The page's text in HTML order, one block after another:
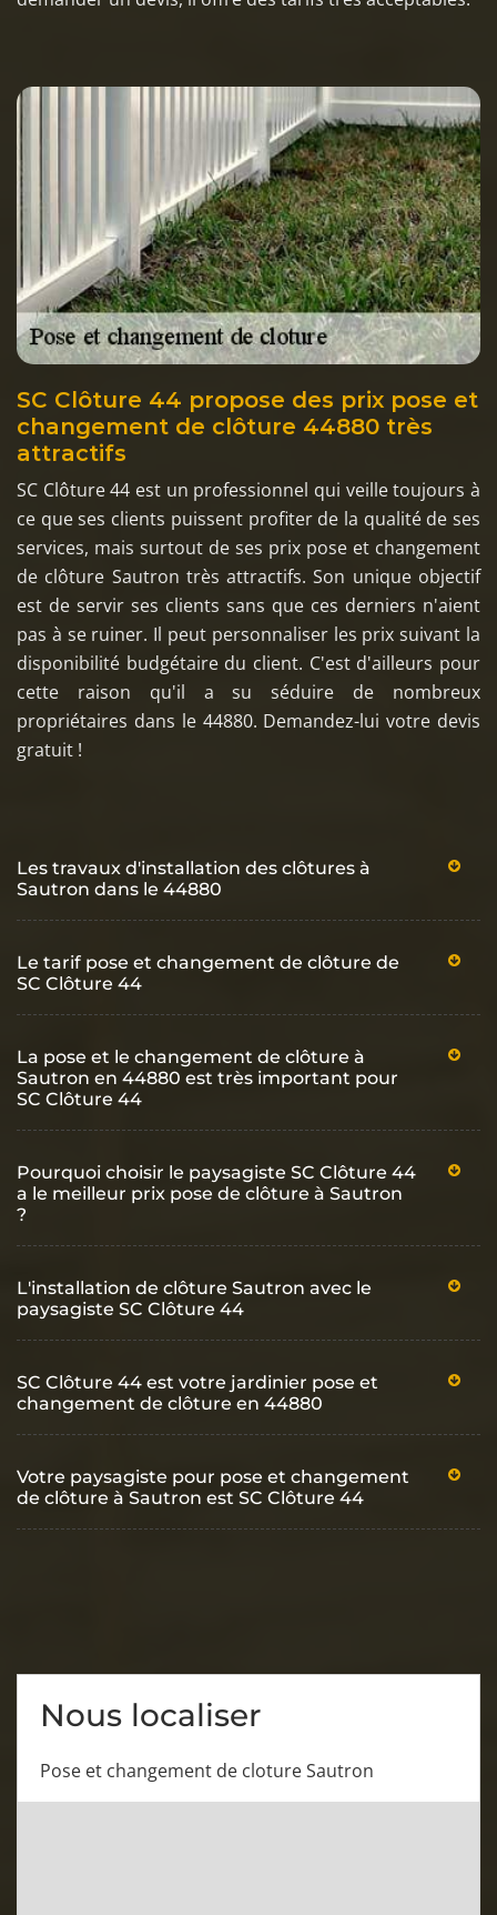
SC Clôture 44 propose des prix pose et
changement de clôture 44880 très
attractifs
SC Clôture 44 est un professionnel qui veille toujours à
ce que ses clients puissent profiter de la qualité de ses
services, mais surtout de ses prix pose et changement
de clôture Sautron très attractifs. Son unique objectif
est de servir ses clients sans que ces derniers n'aient
pas à se ruiner. Il peut personnaliser les prix suivant la
disponibilité budgétaire du client. C'est d'ailleurs pour
cette raison qu'il a su séduire de nombreux
propriétaires dans le 44880. Demandez-lui votre devis
gratuit !
Les travaux d'installation des clôtures à
Sautron dans le 44880
Le tarif pose et changement de clôture de
SC Clôture 44
La pose et le changement de clôture à
Sautron en 44880 est très important pour
SC Clôture 44
Pourquoi choisir le paysagiste SC Clôture 44
a le meilleur prix pose de clôture à Sautron
?
L'installation de clôture Sautron avec le
paysagiste SC Clôture 44
SC Clôture 44 est votre jardinier pose et
changement de clôture en 44880
Votre paysagiste pour pose et changement
de clôture à Sautron est SC Clôture 44
Nous localiser
Pose et changement de cloture Sautron